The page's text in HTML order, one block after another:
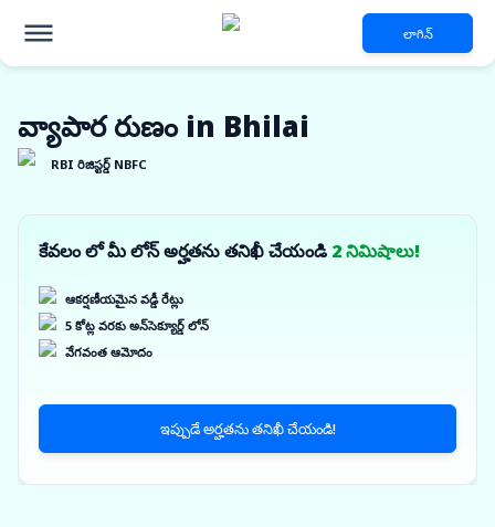
లాగిన్
వ్యాపార రుణం in Bhilai
RBI రిజిస్టర్డ్ NBFC
కేవలం లో మీ లోన్ అర్హతను తనిఖీ చేయండి 2 నిమిషాలు!
ఆకర్షణీయమైన వడ్డీ రేట్లు
5 కోట్ల వరకు అన్‌సెక్యూర్డ్ లోన్
వేగవంత ఆమోదం
ఇప్పుడే అర్హతను తనిఖీ చేయండి!